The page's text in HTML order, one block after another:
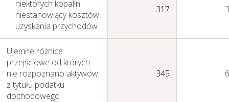
Zarządzanie Ryzykiem
niektórych kopalin
niestanowiący kosztów
uzyskania przychodów
317
Ujemne różnice
przejściowe od których
nie rozpoznano aktywów
z tytułu podatku
dochodowego
345